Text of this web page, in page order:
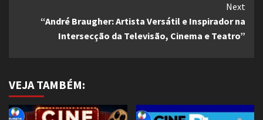
Next
“André Braugher: Artista Versátil e Inspirador na
Intersecção da Televisão, Cinema e Teatro”
VEJA TAMBÉM: